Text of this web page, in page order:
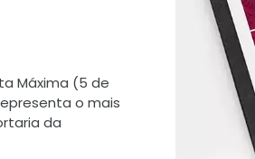
Máxima (5 de
o mais
da